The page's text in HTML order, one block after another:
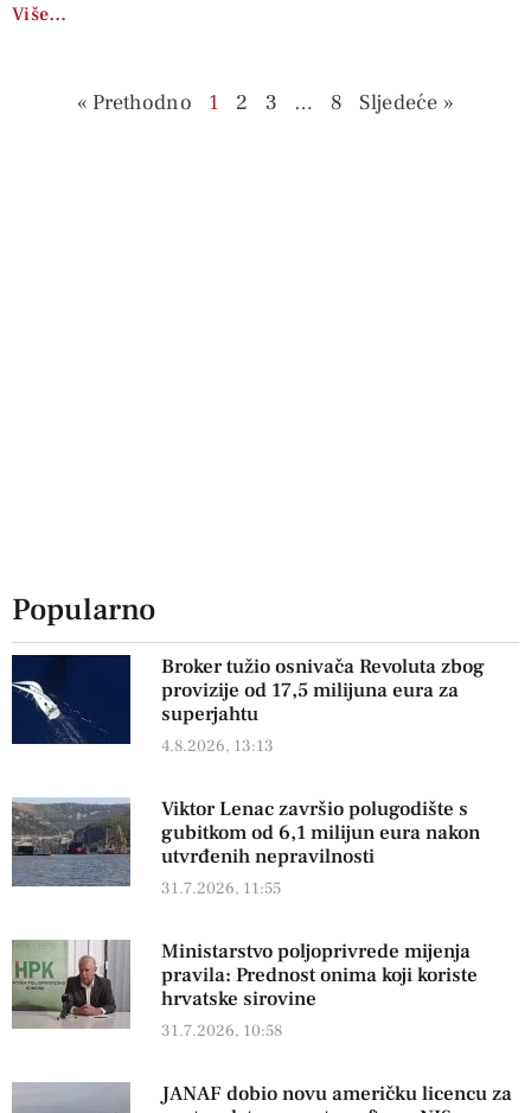
Više…
« Prethodno 1 2 3 … 8 Sljedeće »
Popularno
Broker tužio osnivača Revoluta zbog
provizije od 17,5 milijuna eura za
superjahtu
4.8.2026, 13:13
Viktor Lenac završio polugodište s
gubitkom od 6,1 milijun eura nakon
utvrđenih nepravilnosti
31.7.2026, 11:55
Ministarstvo poljoprivrede mijenja
pravila: Prednost onima koji koriste
hrvatske sirovine
31.7.2026, 10:58
JANAF dobio novu američku licencu za